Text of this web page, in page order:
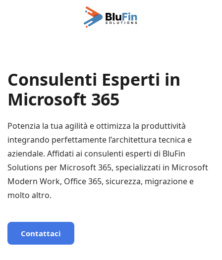
Passa al contenuto principale
Consulenti Esperti in
Microsoft 365
Potenzia la tua agilità e ottimizza la produttività
integrando perfettamente l’architettura tecnica e
aziendale. Affidati ai consulenti esperti di BluFin
Solutions per Microsoft 365, specializzati in Microsoft
Modern Work, Office 365, sicurezza, migrazione e
molto altro.
Contattaci